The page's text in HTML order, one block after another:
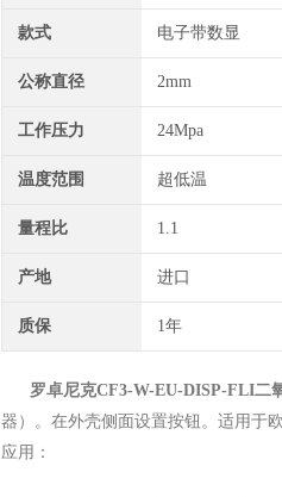
款式 电子带数显
公称直径 2mm
工作压力 24Mpa
温度范围 超低温
量程比 1.1
产地 进口
质保 1年
罗卓尼克CF3-W-EU-DISP-FLI二
器）。在外壳侧面设置按钮。适用于
应用：